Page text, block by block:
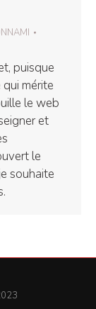
puisque
mérite
le web
et
le
souhaite